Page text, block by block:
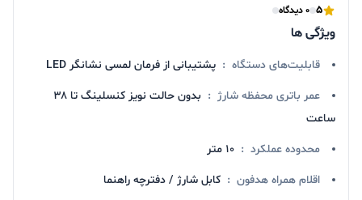
5 0 دیدگاه
ویژگی ها
قابلیت‌های دستگاه : پشتیبانی از فرمان لمسی نشانگر LED
عمر باتری محفظه شارژ :
بدون حالت نویز کنسلینگ تا ۳۸
ساعت
محدوده عملکرد : 10 متر
اقلام همراه هدفون : کابل شارژ / دفترچه راهنما